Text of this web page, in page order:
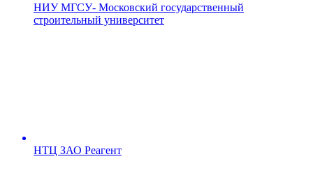
НИУ МГСУ- Московский государственный
строительный университет
НТЦ ЗАО Реагент